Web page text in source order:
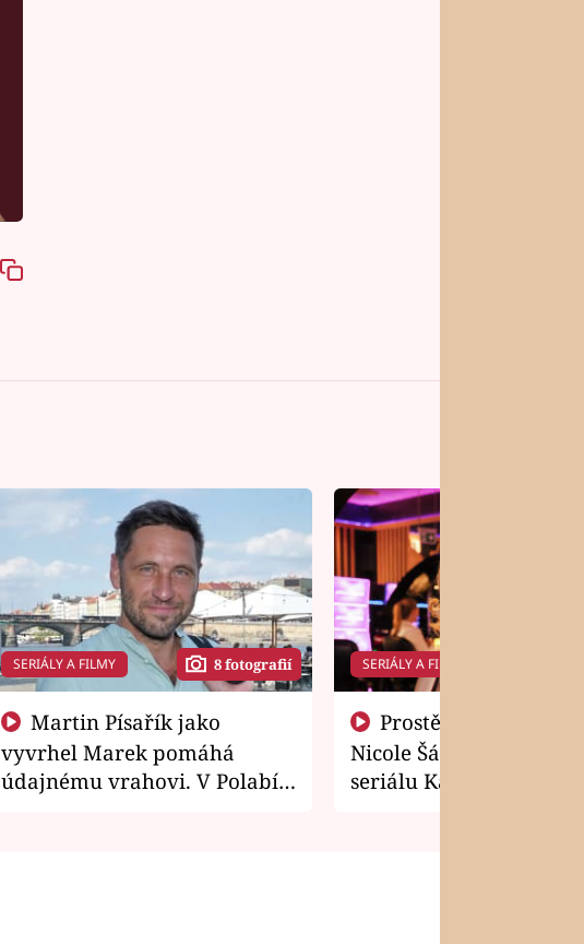
SERIÁLY A FILMY 8 fotografií
vyvrhel Marek pomáhá
údajnému vrahovi. V Polabí
SERIÁLY A FILMY
Nicole Šáchová získala
seriálu Kamarádi